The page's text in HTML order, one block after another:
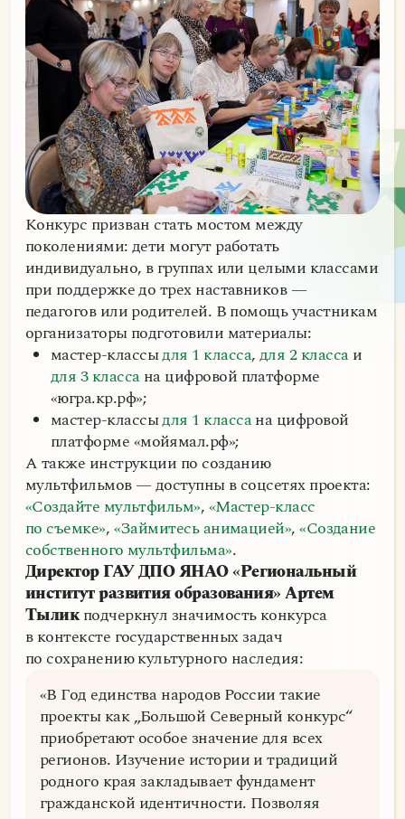
Конкурс призван стать мостом между
поколениями: дети могут работать
индивидуально, в группах или целыми классами
при поддержке до трех наставников —
педагогов или родителей. В помощь участникам
организаторы подготовили материалы:
мастер-классыдля 1 класса,для 2 классаи
для 3 классана цифровой платформе
«югра.кр.рф»;
мастер-классыдля 1 классана цифровой
платформе «мойямал.рф»;
А также инструкции по созданию
мультфильмов — доступны в соцсетях проекта:
«Создайте мультфильм»,«Мастер-класс
по съемке»,«Займитесь анимацией»,«Создание
собственного мультфильма».
Директор ГАУ ДПО ЯНАО «Региональный
институт развития образования» Артем
Тыликподчеркнул значимость конкурса
в контексте государственных задач
по сохранению культурного наследия:
«В Год единства народов России такие
проекты как „Большой Северный конкурс“
приобретают особое значение для всех
регионов. Изучение истории и традиций
родного края закладывает фундамент
гражданской идентичности. Позволяя